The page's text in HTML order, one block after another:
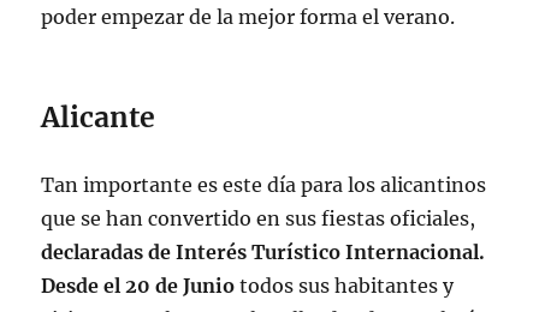
poder empezar de la mejor forma el verano.
Alicante
Tan importante es este día para los alicantinos
que se han convertido en sus fiestas oficiales,
declaradas de Interés Turístico Internacional.
Desde el 20 de Junio todos sus habitantes y